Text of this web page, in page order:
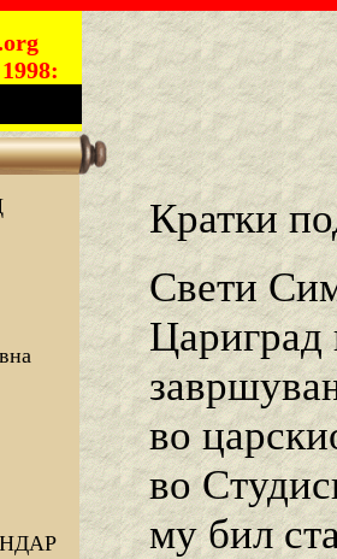
Кратки
Свети
Цариград
во
во
му бил